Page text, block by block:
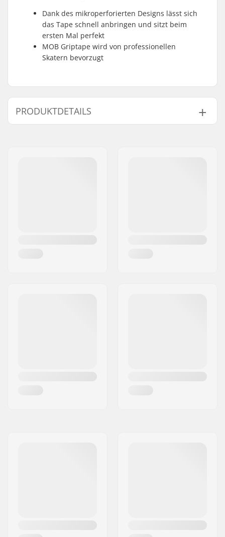
Dank des mikroperforierten Designs lässt sich
das Tape schnell anbringen und sitzt beim
ersten Mal perfekt
MOB Griptape wird von professionellen
Skatern bevorzugt
PRODUKTDETAILS